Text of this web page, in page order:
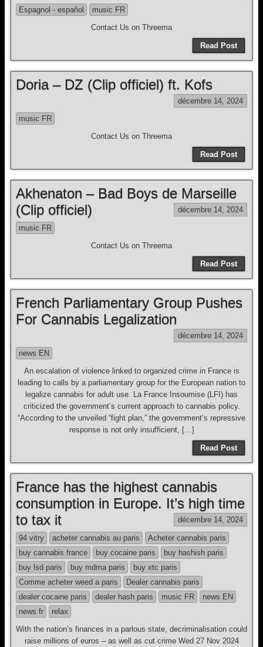
Espagnol - español
music FR
Contact Us on Threema
Read Post
Doria – DZ (Clip officiel) ft. Kofs
décembre 14, 2024
music FR
Contact Us on Threema
Read Post
Akhenaton – Bad Boys de Marseille
(Clip officiel)
décembre 14, 2024
music FR
Contact Us on Threema
Read Post
French Parliamentary Group Pushes
For Cannabis Legalization
décembre 14, 2024
news EN
An escalation of violence linked to organized crime in France is
leading to calls by a parliamentary group for the European nation to
legalize cannabis for adult use. La France Insoumise (LFI) has
criticized the government’s current approach to cannabis policy.
“According to the unveiled “fight plan,” the government’s repressive
response is not only insufficient, […]
Read Post
France has the highest cannabis
consumption in Europe. It’s high time
to tax it
décembre 14, 2024
94 vitry acheter cannabis au paris
Acheter cannabis paris
buy cannabis france
buy cocaine paris
buy hashish paris
buy lsd paris
buy mdma paris
buy xtc paris
Comme acheter weed a paris
Dealer cannabis paris
dealer cocaine paris
dealer hash paris music FR
news EN
news fr
relax
With the nation’s finances in a parlous state, decriminalisation could
raise millions of euros – as well as cut crime Wed 27 Nov 2024